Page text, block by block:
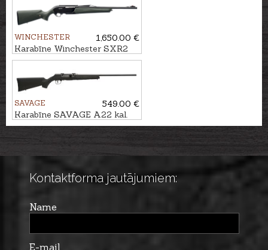
WINCHESTER
1,650.00 €
Karabīne Winchester SXR2
Stealth Threaded kal.
.308Win. M14x1
SAVAGE
549.00 €
Karabīne SAVAGE A22 kal.
.22LR
Kontaktforma jautājumiem:
Name
E-mail